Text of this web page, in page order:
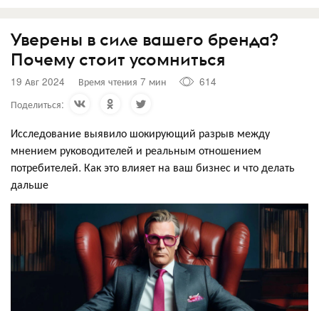
Уверены в силе вашего бренда?
Почему стоит усомниться
19 Авг 2024 Время чтения 7 мин
614
Поделиться:
Исследование выявило шокирующий разрыв между
мнением руководителей и реальным отношением
потребителей. Как это влияет на ваш бизнес и что делать
дальше